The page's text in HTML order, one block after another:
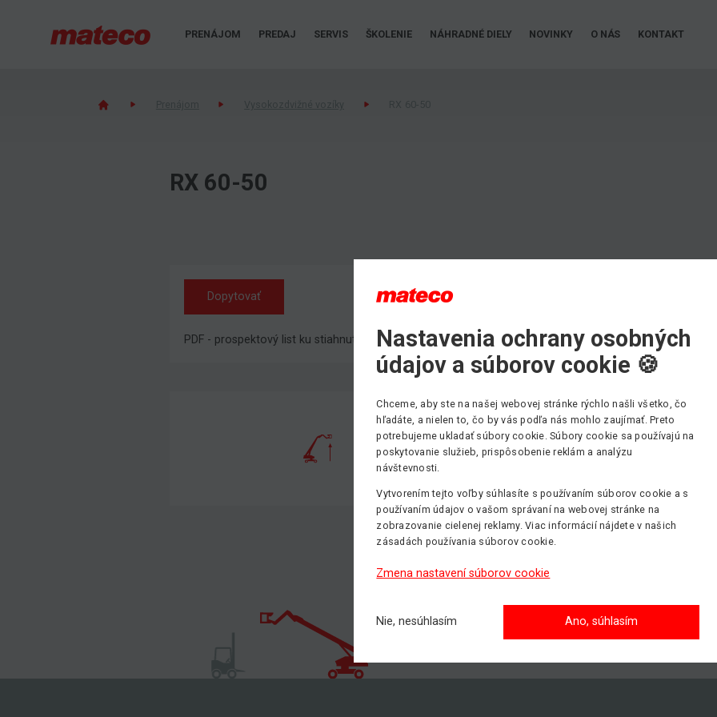
PRENÁJOM PREDAJ SERVIS ŠKOLENIE NÁHRADNÉ DIELY NOVINKY O NÁS KONTAKT
RX 60-50
Dopytovať
PDF - prospektový list ku stiahnutiu
Max. pracovná výška
5.08 m
Min. nosnosť
5000 kg
Nastavenia ochrany osobných
údajov a súborov cookie 🍪
Chceme, aby ste na našej webovej stránke rýchlo našli všetko, čo
hľadáte, a nielen to, čo by vás podľa nás mohlo zaujímať. Preto
potrebujeme ukladať súbory cookie. Súbory cookie sa používajú na
poskytovanie služieb, prispôsobenie reklám a analýzu
návštevnosti.
Vytvorením tejto voľby súhlasíte s používaním súborov cookie a s
používaním údajov o vašom správaní na webovej stránke na
zobrazovanie cielenej reklamy. Viac informácií nájdete v našich
zásadách používania súborov cookie.
Zmena nastavení súborov cookie
Nie, nesúhlasím Ano, súhlasím